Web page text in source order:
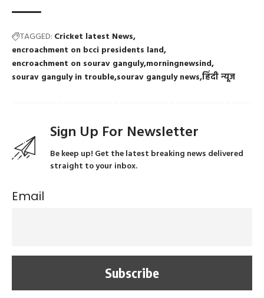
TAGGED: Cricket latest News
encroachment on bcci presidents land
encroachment on sourav ganguly morningnewsind
sourav ganguly in trouble sourav ganguly news हिंदी न्यूज
Sign Up For Newsletter
Be keep up! Get the latest breaking news delivered
straight to your inbox.
Email